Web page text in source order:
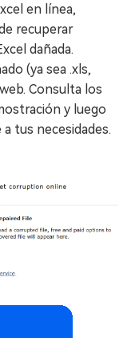
en línea,
recuperar
dañada.
(ya sea .xls,
Consulta los
y luego
tus necesidades.